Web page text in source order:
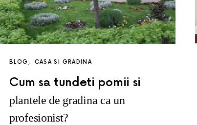
BLOG CASA SI GRADINA
Cum sa tundeti pomii si
plantele de gradina ca un
profesionist?